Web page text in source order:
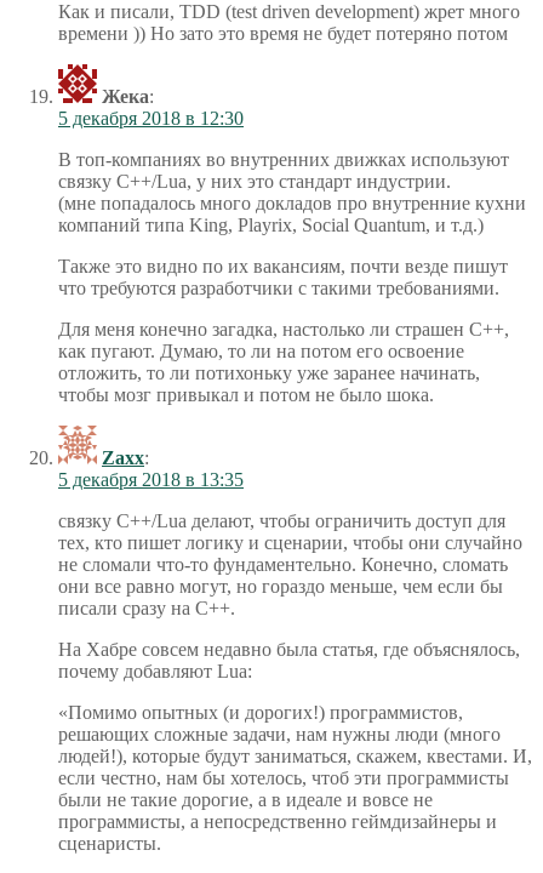
Как и писали, TDD (test driven development) жрет много
времени )) Но зато это время не будет потеряно потом
Жека:
5 декабря 2018 в 12:30
В топ-компаниях во внутренних движках используют
связку C++/Lua, у них это стандарт индустрии.
(мне попадалось много докладов про внутренние кухни
компаний типа King, Playrix, Social Quantum, и т.д.)
Также это видно по их вакансиям, почти везде пишут
что требуются разработчики с такими требованиями.
Для меня конечно загадка, настолько ли страшен C++,
как пугают. Думаю, то ли на потом его освоение
отложить, то ли потихоньку уже заранее начинать,
чтобы мозг привыкал и потом не было шока.
Zaxx:
5 декабря 2018 в 13:35
связку C++/Lua делают, чтобы ограничить доступ для
тех, кто пишет логику и сценарии, чтобы они случайно
не сломали что-то фундаментельно. Конечно, сломать
они все равно могут, но гораздо меньше, чем если бы
писали сразу на C++.
На Хабре совсем недавно была статья, где объяснялось,
почему добавляют Lua:
«Помимо опытных (и дорогих!) программистов,
решающих сложные задачи, нам нужны люди (много
людей!), которые будут заниматься, скажем, квестами. И,
если честно, нам бы хотелось, чтоб эти программисты
были не такие дорогие, а в идеале и вовсе не
программисты, а непосредственно геймдизайнеры и
сценаристы.